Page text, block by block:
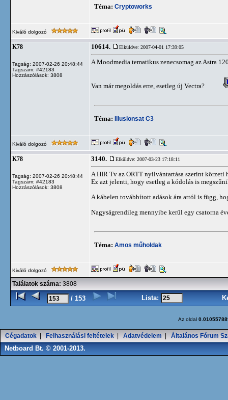
Téma: Cryptoworks
Kiváló dolgozó
K78
Tagság: 2007-02-26 20:48:44
Tagszám: #42183
Hozzászólások: 3808
10614. Elküldve: 2007-04-01 17:39:05
A Moodmedia tematikus zenecsomag az Astra
Van már megoldás erre, esetleg új Vectra?
Téma: Illusionsat C3
Kiváló dolgozó
K78
Tagság: 2007-02-26 20:48:44
Tagszám: #42183
Hozzászólások: 3808
3140. Elküldve: 2007-03-23 17:18:11
A HIR Tv az ORTT nyilvántartása szerint körzeti
Ez azt jelenti, hogy esetleg a kódolás is
A kábelen továbbított adások ára attól is függ,
Nagyságrendileg mennyibe kerül egy csatorna
Téma: Amos műholdak
Kiváló dolgozó
Találatok száma: 3808
/ 153 Lista:
Az oldal
Cégadatok Felhasználási feltételek Adatvédelem Általános Fórum
Netboard Bt. © 2001-2013.